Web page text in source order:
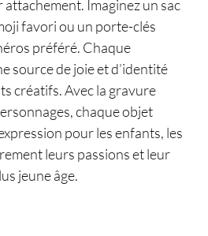
Imaginez un sac
favori ou un porte-clés
préféré. Chaque
source de joie et d’identité
créatifs. Avec la gravure
chaque objet
pour les enfants, les
leurs passions et leur
jeune âge.